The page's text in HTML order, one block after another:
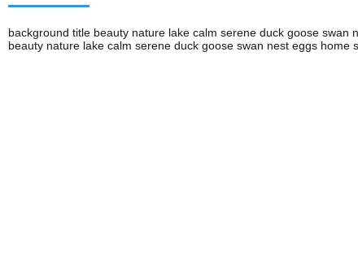
background title beauty nature lake calm serene duck goose swan
beauty nature lake calm serene duck goose swan nest eggs home